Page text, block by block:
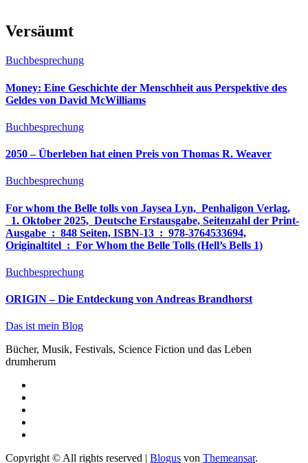
Versäumt
Buchbesprechung
Money: Eine Geschichte der Menschheit aus Perspektive des
Geldes von David McWilliams
Buchbesprechung
2050 – Überleben hat einen Preis von Thomas R. Weaver
Buchbesprechung
For whom the Belle tolls von Jaysea Lyn, ‎ Penhaligon Verlag,
‎ 1. Oktober 2025, ‎ Deutsche Erstausgabe, Seitenzahl der Print-
Ausgabe ‏ : ‎ 848 Seiten, ISBN-13 ‏ : ‎ 978-3764533694,
Originaltitel ‏ : ‎ For Whom the Belle Tolls (Hell’s Bells 1)
Buchbesprechung
ORIGIN – Die Entdeckung von Andreas Brandhorst
Das ist mein Blog
Bücher, Musik, Festivals, Science Fiction und das Leben
drumherum
Copyright © All rights reserved | Blogus von Themeansar.